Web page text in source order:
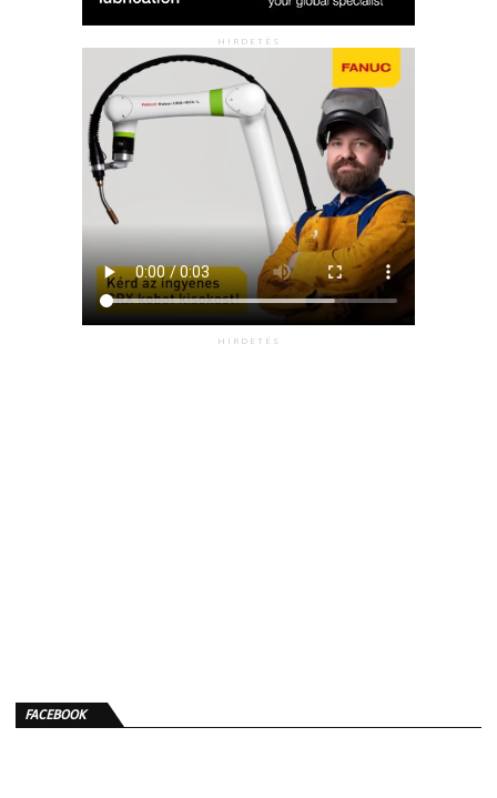
HIRDETÉS
HIRDETÉS
FACEBOOK